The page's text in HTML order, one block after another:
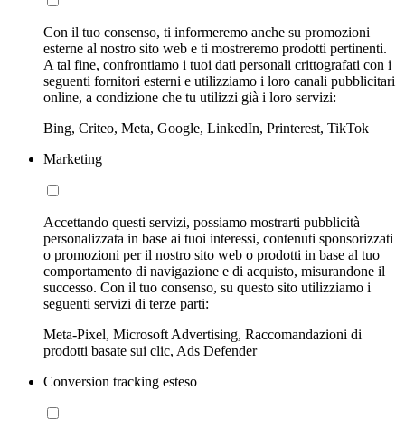
Con il tuo consenso, ti informeremo anche su promozioni
esterne al nostro sito web e ti mostreremo prodotti pertinenti.
A tal fine, confrontiamo i tuoi dati personali crittografati con i
seguenti fornitori esterni e utilizziamo i loro canali pubblicitari
online, a condizione che tu utilizzi già i loro servizi:
Bing, Criteo, Meta, Google, LinkedIn, Printerest, TikTok
Marketing
Accettando questi servizi, possiamo mostrarti pubblicità
personalizzata in base ai tuoi interessi, contenuti sponsorizzati
o promozioni per il nostro sito web o prodotti in base al tuo
comportamento di navigazione e di acquisto, misurandone il
successo. Con il tuo consenso, su questo sito utilizziamo i
seguenti servizi di terze parti:
Meta-Pixel, Microsoft Advertising, Raccomandazioni di
prodotti basate sui clic, Ads Defender
Conversion tracking esteso